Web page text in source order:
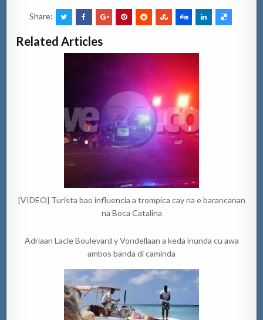
Share:
Related Articles
[VIDEO] Turista bao influencia a trompica cay na e barancanan
na Boca Catalina
Adriaan Lacle Boulevard y Vondellaan a keda inunda cu awa
ambos banda di caminda